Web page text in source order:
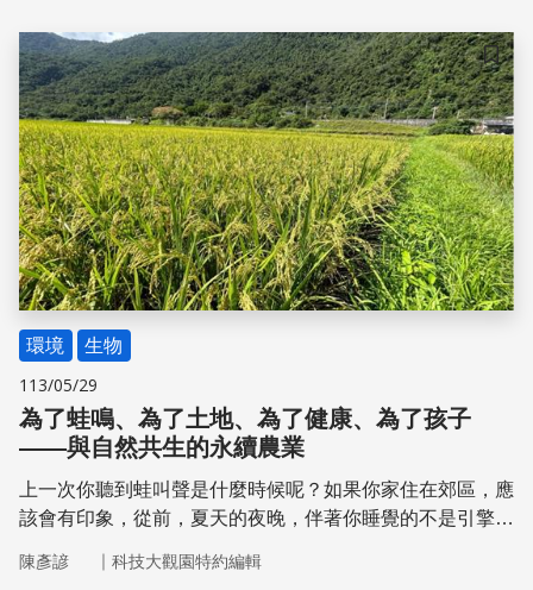
用挑戰！
儲存
環境 生物
113/05/29
為了蛙鳴、為了土地、為了健康、為了孩子
——與自然共生的永續農業
上一次你聽到蛙叫聲是什麼時候呢？如果你家住在郊區，應
該會有印象，從前，夏天的夜晚，伴著你睡覺的不是引擎
整晚，你就這樣沉沉睡著。但是，某一天開始，你突然發現
陳彥諺 ｜ 科技大觀園特約編輯